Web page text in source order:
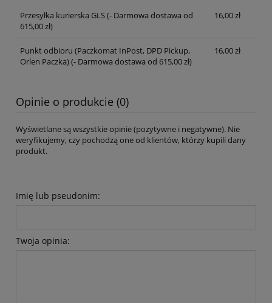
Przesyłka kurierska GLS(- Darmowa dostawa od
615,00 zł)
16,00 zł
Punkt odbioru (Paczkomat InPost, DPD Pickup,
Orlen Paczka)(- Darmowa dostawa od 615,00 zł)
16,00 zł
Opinie o produkcie (0)
Wyświetlane są wszystkie opinie (pozytywne i negatywne). Nie
weryfikujemy, czy pochodzą one od klientów, którzy kupili dany
produkt.
Imię lub pseudonim:
Twoja opinia: